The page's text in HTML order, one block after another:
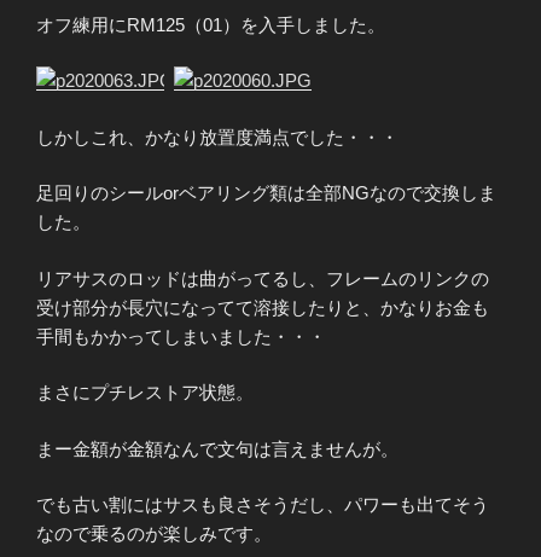
オフ練用にRM125（01）を入手しました。
しかしこれ、かなり放置度満点でした・・・
足回りのシールorベアリング類は全部NGなので交換しま
した。
リアサスのロッドは曲がってるし、フレームのリンクの
受け部分が長穴になってて溶接したりと、かなりお金も
手間もかかってしまいました・・・
まさにプチレストア状態。
まー金額が金額なんで文句は言えませんが。
でも古い割にはサスも良さそうだし、パワーも出てそう
なので乗るのが楽しみです。